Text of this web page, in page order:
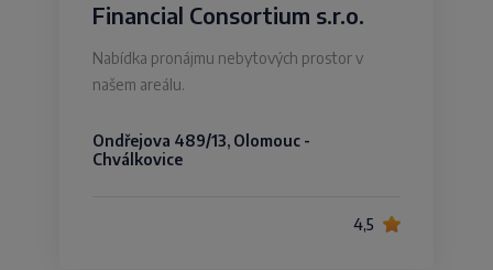
Financial Consortium s.r.o.
Nabídka pronájmu nebytových prostor v
našem areálu.
Ondřejova 489/13, Olomouc -
Chválkovice
4,5